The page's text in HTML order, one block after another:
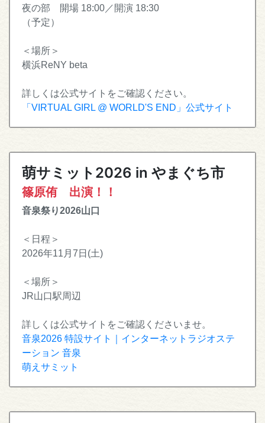
夜の部 開場 18:00／開演 18:30
（予定）
＜場所＞
横浜ReNY beta
詳しくは公式サイトをご確認ください。
「VIRTUAL GIRL @ WORLD'S END」公式サイト
萌サミット2026 in やまぐち市
篠原侑 出演！！
音泉祭り2026山口
＜日程＞
2026年11月7日(土)
＜場所＞
JR山口駅周辺
詳しくは公式サイトをご確認くださいませ。
音泉2026 特設サイト｜インターネットラジオステ
ーション 音泉
萌えサミット